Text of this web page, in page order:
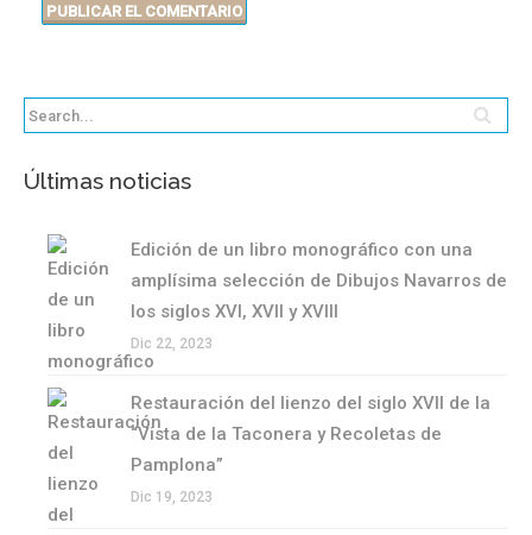
Últimas noticias
Edición de un libro monográfico con una
amplísima selección de Dibujos Navarros de
los siglos XVI, XVII y XVIII
Dic 22, 2023
Restauración del lienzo del siglo XVII de la
“Vista de la Taconera y Recoletas de
Pamplona”
Dic 19, 2023